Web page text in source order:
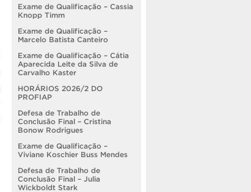
Exame de Qualificação – Cassia
Knopp Timm
Exame de Qualificação –
Marcelo Batista Canteiro
Exame de Qualificação – Cátia
Aparecida Leite da Silva de
Carvalho Kaster
HORÁRIOS 2026/2 DO
PROFIAP
Defesa de Trabalho de
Conclusão Final – Cristina
Bonow Rodrigues
Exame de Qualificação –
Viviane Koschier Buss Mendes
Defesa de Trabalho de
Conclusão Final – Julia
Wickboldt Stark